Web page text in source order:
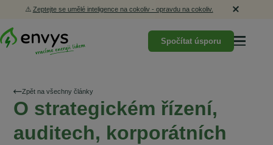
⚠️ Zeptejte se umělé inteligence na cokoliv - opravdu na cokoliv.
Spočítat úsporu
Zpět na všechny články
O strategickém řízení,
auditech, korporátních